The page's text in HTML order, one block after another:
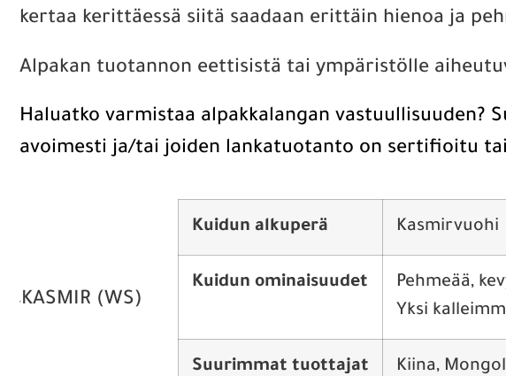
kertaa kerittäessä siitä saadaan erittäin hienoa ja
Alpakan tuotannon eettisistä tai ympäristölle
Haluatko varmistaa alpakkalangan
avoimesti ja/tai joiden lankatuotanto on sertifioitu
KASMIR (WS)
Kuidun alkuperä Kasmirvuohi
Kuidun ominaisuudet
Pehmeää,
Yksi
Suurimmat tuottajat Kiina,